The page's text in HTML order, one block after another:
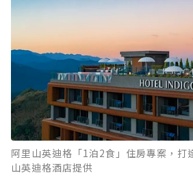
阿里山英迪格「1泊2食」住房專案，打
山英迪格酒店提供